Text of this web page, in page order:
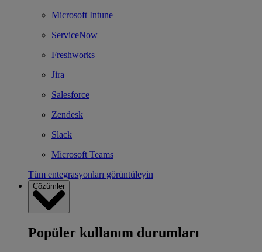
Microsoft Intune
ServiceNow
Freshworks
Jira
Salesforce
Zendesk
Slack
Microsoft Teams
Tüm entegrasyonları görüntüleyin
Çözümler
Popüler kullanım durumları